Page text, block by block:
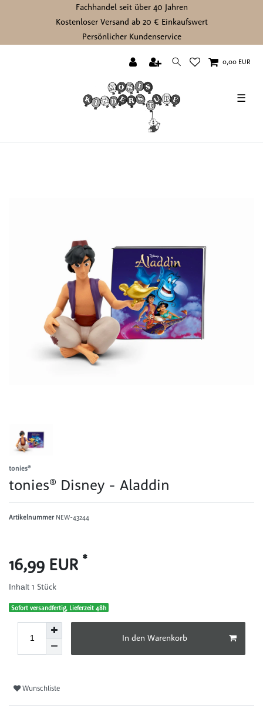
Fachhandel seit über 40 Jahren
Kostenloser Versand ab 20 € Einkaufswert
Persönlicher Kundenservice
0,00 EUR
☰
tonies®
tonies® Disney - Aladdin
Artikelnummer NEW-43244
16,99 EUR *
Inhalt 1 Stück
Sofort versandfertig, Lieferzeit 48h
In den Warenkorb
Wunschliste